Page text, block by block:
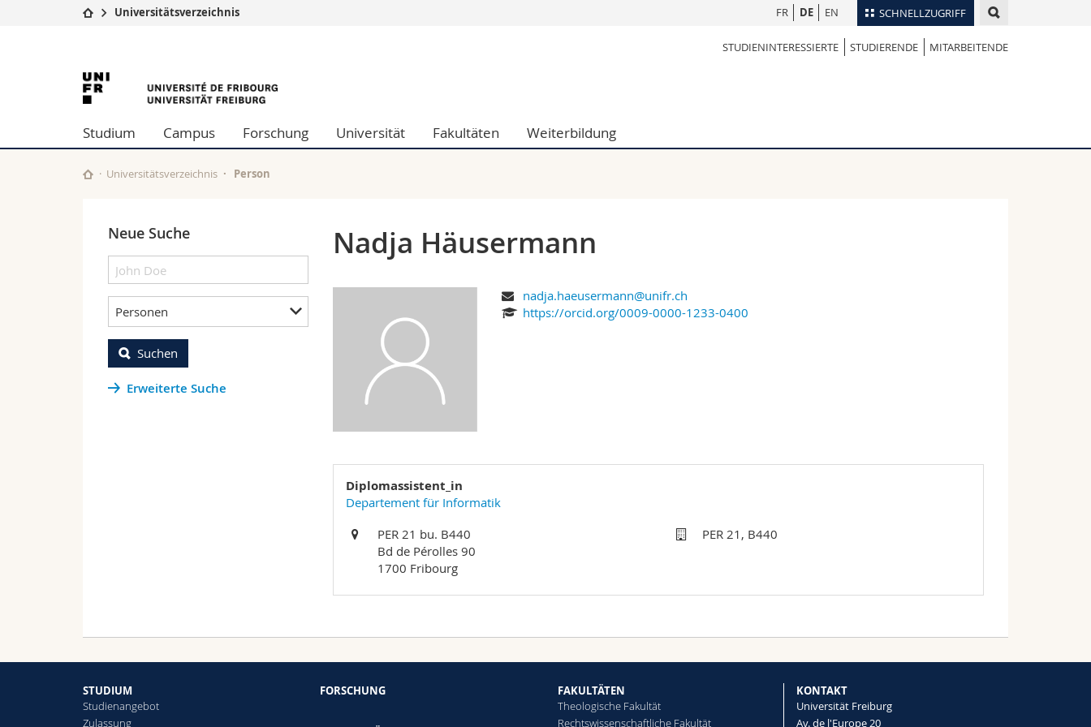
SCHNELLZUGRIFF
Studium
Campus
Universität
Weiterbildung
Theologische Fak.
Philosophische Fak.
Fak. für Erziehungs- und Bildungswissenschaften
Mitarbeitende
Personenverzeichnis
Vorlesungsverzeichnis
FR DE EN
Universitätsverzeichnis
STUDIENINTERESSIERTE STUDIERENDE MITARBEITENDE
University
of
Fribourg
Studium Campus Forschung Universität Fakultäten Weiterbildung
Universitätsverzeichnis Person
Neue Suche
Personen
Suchen
Erweiterte Suche
Nadja Häusermann
nadja.haeusermann@unifr.ch
https://orcid.org/0009-0000-1233-0400
Diplomassistent_in
Departement für Informatik
PER 21 bu. B440
Bd de Pérolles 90
1700 Fribourg
PER 21, B440
STUDIUM
Studienangebot
Zulassung
FORSCHUNG
FAKULTÄTEN
Theologische Fakultät
Rechtswissenschaftliche Fakultät
KONTAKT
Universität Freiburg
Av. de l'Europe 20